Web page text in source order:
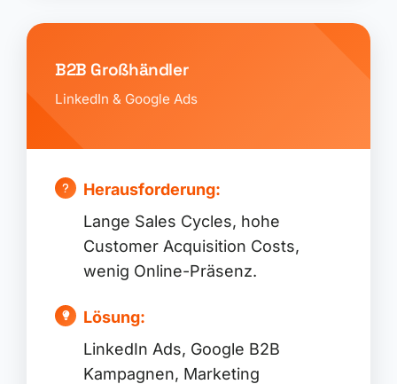
B2B Großhändler
LinkedIn & Google Ads
Herausforderung:
Lange Sales Cycles, hohe
Customer Acquisition Costs,
wenig Online-Präsenz.
Lösung:
LinkedIn Ads, Google B2B
Kampagnen, Marketing